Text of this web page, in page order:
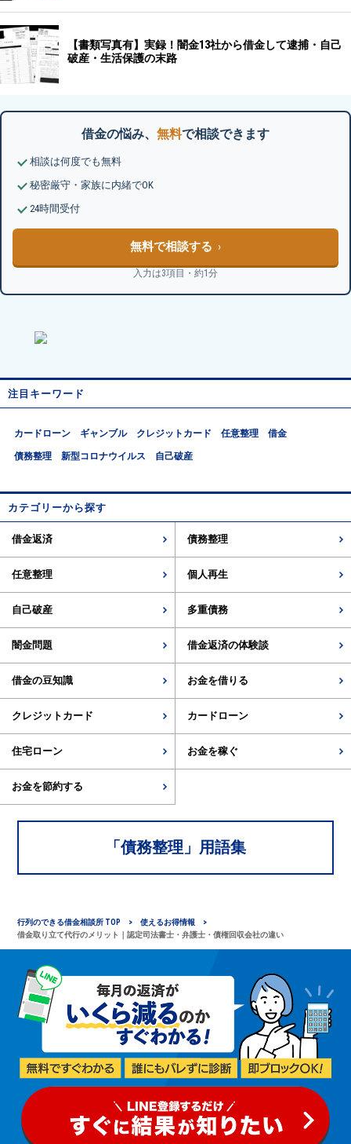
借金の悩み、 無料で相談できます
相談は何度でも無料
秘密厳守・家族に内緒でOK
24時間受付
無料で相談する
入力は3項目・約1分
注目キーワード
カードローン ギャンブル クレジットカード 任意整理 借金
債務整理 新型コロナウイルス 自己破産
カテゴリーから探す
借金返済 債務整理
任意整理 個人再生
自己破産 多重債務
闇金問題 借金返済の体験談
借金の豆知識 お金を借りる
クレジットカード カードローン
住宅ローン お金を稼ぐ
お金を節約する
「債務整理 」用語集
行列のできる借金相談所 TOP
使えるお得情報
借金取り立て代行のメリット｜認定司法書士・弁護士・債権回収会社の違い